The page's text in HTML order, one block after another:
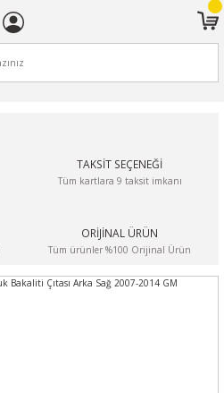
TAKSİT SEÇENEĞİ
Tüm kartlara 9 taksit imkanı
ORİJİNAL ÜRÜN
Tüm ürünler %100 Orijinal Ürün